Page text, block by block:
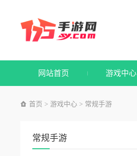
网站首页 游戏中心
首页 > 游戏中心 > 常规手游
常规手游